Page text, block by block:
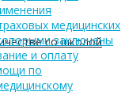
со школой
медицинских
заключены
и оплату
по